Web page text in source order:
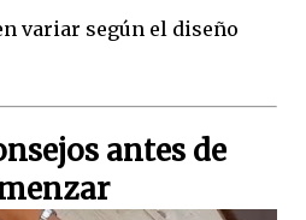
variar según el diseño
antes de